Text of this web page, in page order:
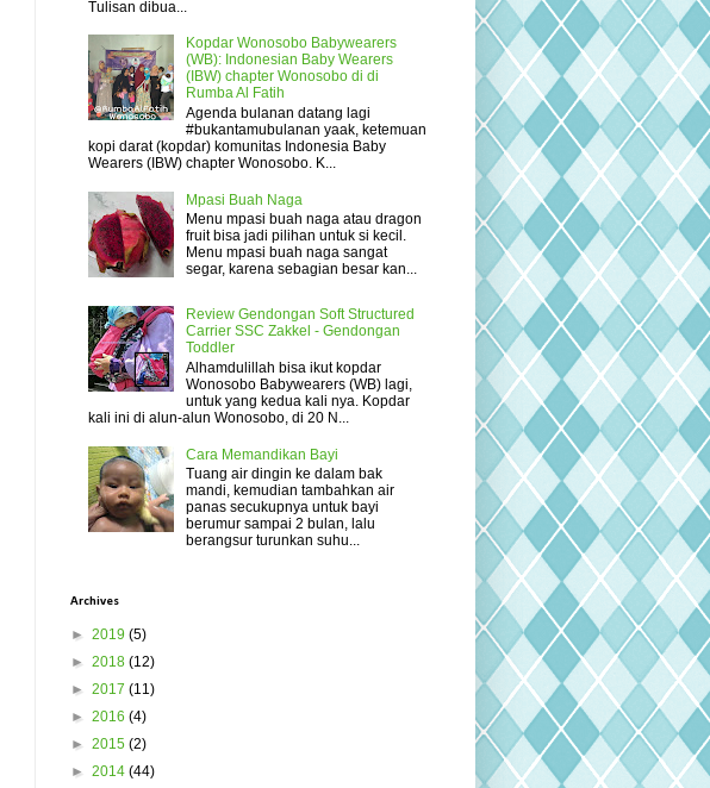
Tulisan dibua...
Kopdar Wonosobo Babywearers
(WB): Indonesian Baby Wearers
(IBW) chapter Wonosobo di di
Rumba Al Fatih
Agenda bulanan datang lagi
#bukantamubulanan yaak, ketemuan
kopi darat (kopdar) komunitas Indonesia Baby
Wearers (IBW) chapter Wonosobo. K...
Mpasi Buah Naga
Menu mpasi buah naga atau dragon
fruit bisa jadi pilihan untuk si kecil.
Menu mpasi buah naga sangat
segar, karena sebagian besar kan...
Review Gendongan Soft Structured
Carrier SSC Zakkel - Gendongan
Toddler
Alhamdulillah bisa ikut kopdar
Wonosobo Babywearers (WB) lagi,
untuk yang kedua kali nya. Kopdar
kali ini di alun-alun Wonosobo, di 20 N...
Cara Memandikan Bayi
Tuang air dingin ke dalam bak
mandi, kemudian tambahkan air
panas secukupnya untuk bayi
berumur sampai 2 bulan, lalu
berangsur turunkan suhu...
Archives
► 2019 (5)
► 2018 (12)
► 2017 (11)
► 2016 (4)
► 2015 (2)
► 2014 (44)